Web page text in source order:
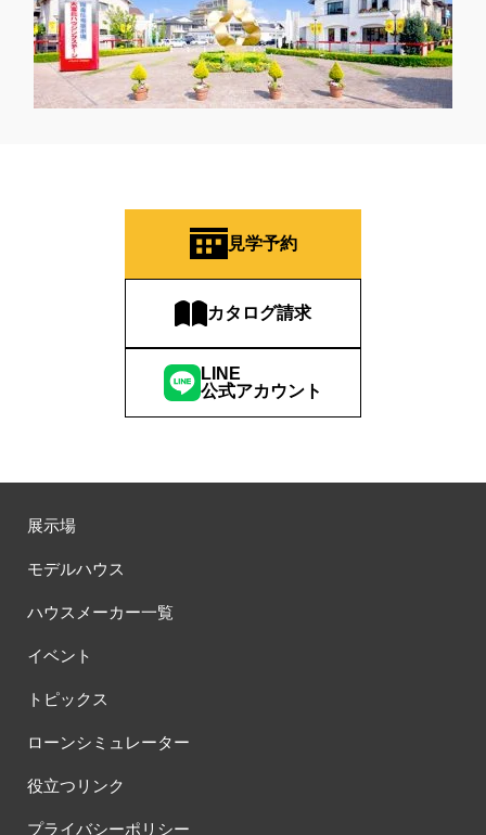
見学予約
カタログ請求
LINE
公式アカウント
展示場
モデルハウス
ハウスメーカー一覧
イベント
トピックス
ローンシミュレーター
役立つリンク
プライバシーポリシー